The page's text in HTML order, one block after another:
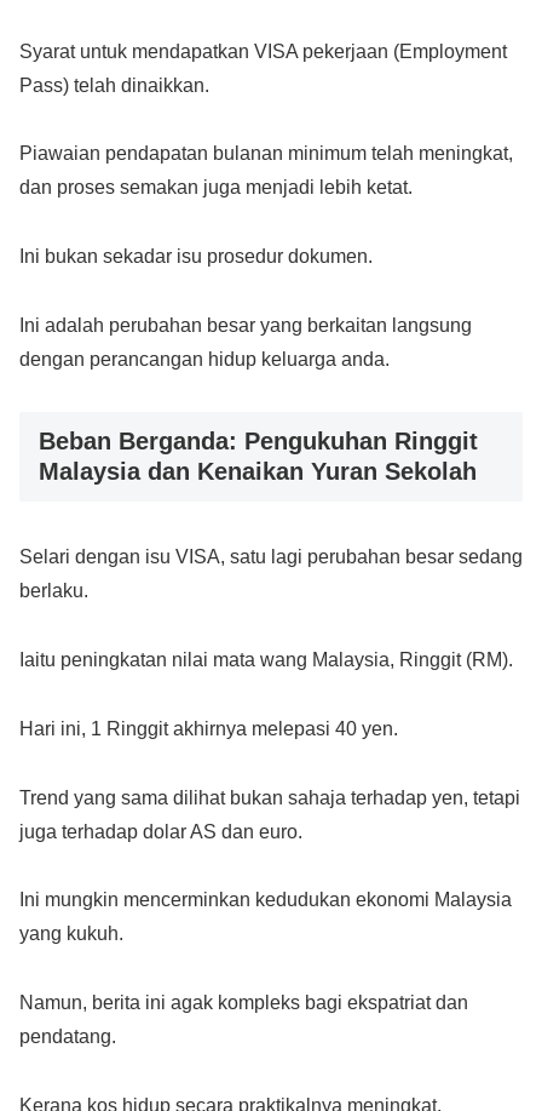
Syarat untuk mendapatkan VISA pekerjaan (Employment
Pass) telah dinaikkan.
Piawaian pendapatan bulanan minimum telah meningkat,
dan proses semakan juga menjadi lebih ketat.
Ini bukan sekadar isu prosedur dokumen.
Ini adalah perubahan besar yang berkaitan langsung
dengan perancangan hidup keluarga anda.
Beban Berganda: Pengukuhan Ringgit
Malaysia dan Kenaikan Yuran Sekolah
Selari dengan isu VISA, satu lagi perubahan besar sedang
berlaku.
Iaitu peningkatan nilai mata wang Malaysia, Ringgit (RM).
Hari ini, 1 Ringgit akhirnya melepasi 40 yen.
Trend yang sama dilihat bukan sahaja terhadap yen, tetapi
juga terhadap dolar AS dan euro.
Ini mungkin mencerminkan kedudukan ekonomi Malaysia
yang kukuh.
Namun, berita ini agak kompleks bagi ekspatriat dan
pendatang.
Kerana kos hidup secara praktikalnya meningkat.